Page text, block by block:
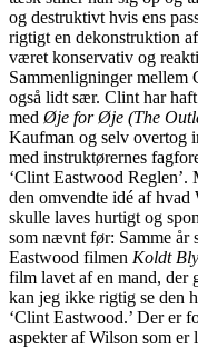
og destruktivt hvis ens
rigtigt en dekonstruktion
været konservativ og
Sammenligninger mellem
også lidt sær. Clint har
med Øje for Øje (The
Kaufman og selv overtog
med instruktørernes
‘Clint Eastwood
den omvendte idé af
skulle laves hurtigt og
som nævnt før: Samme år
Eastwood filmen Koldt
film lavet af en mand, der
kan jeg ikke rigtig se den
‘Clint Eastwood.’ Der er
aspekter af Wilson som